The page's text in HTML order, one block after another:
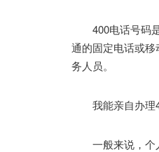
400电话号码是
通的固定电话或移
务人员。
我能亲自办理
一般来说，个人